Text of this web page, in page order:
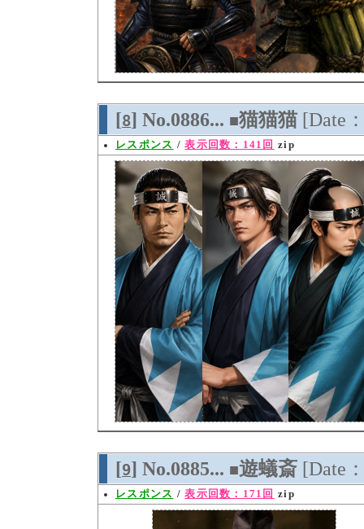
[8] No.0886... ■猫猫猫 [Date
レスポンス /表示回数：141回 zip
[9] No.0885... ■遊蟻斎 [Date
レスポンス /表示回数：171回 zip